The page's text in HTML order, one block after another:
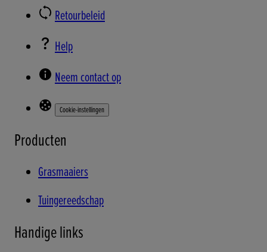
Retourbeleid
Help
Neem contact op
Cookie-instellingen
Producten
Grasmaaiers
Tuingereedschap
Handige links